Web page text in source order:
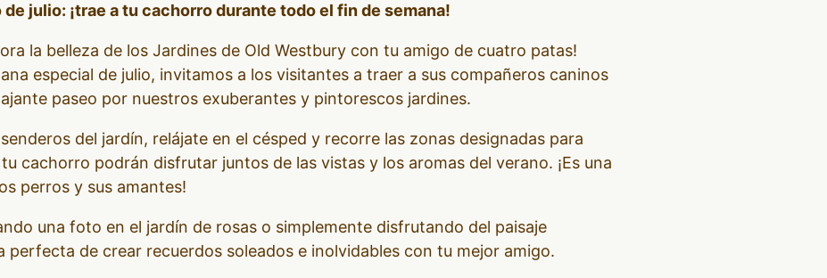
de julio: ¡trae a tu cachorro durante todo el fin de semana!
la belleza de los Jardines de Old Westbury con tu amigo de cuatro patas!
especial de julio, invitamos a los visitantes a traer a sus compañeros caninos
paseo por nuestros exuberantes y pintorescos jardines.
del jardín, relájate en el césped y recorre las zonas designadas para
cachorro podrán disfrutar juntos de las vistas y los aromas del verano. ¡Es una
perros y sus amantes!
una foto en el jardín de rosas o simplemente disfrutando del paisaje
perfecta de crear recuerdos soleados e inolvidables con tu mejor amigo.